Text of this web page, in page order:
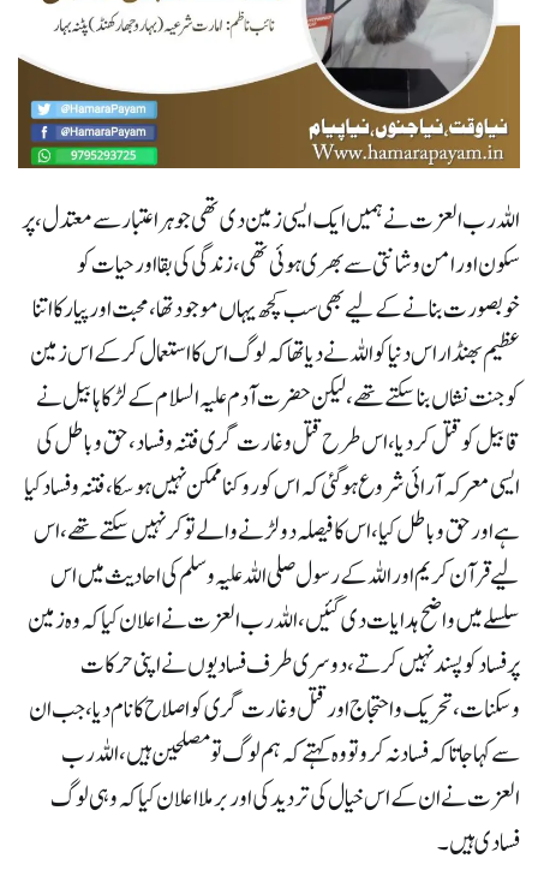
اللہ رب العزت نے ہمیں ایک ایسی زمین دی تھی جو ہر اعتبار سے معتدل، پر
سکون اور امن وشانتی سے بھری ہوئی تھی، زندگی کی بقا اور حیات کو
خوبصورت بنانے کے لیے بھی سب کچھ یہاں موجود تھا، محبت اور پیار کا اتنا
عظیم بھنڈار اس دنیا کو اللہ نے دیا تھا کہ لوگ اس کا استعمال کرکے اس زمین
کو جنت نشاں بنا سکتے تھے، لیکن حضرت آدم علیہ السلام کے لڑکا ہابیل نے
قابیل کو قتل کر دیا، اس طرح قتل وغارت گری فتنہ وفساد، حق وباطل کی
ایسی معرکہ آرائی شروع ہو گئی کہ اس کو روکنا ممکن نہیں ہو سکا، فتنہ وفسادکیا
ہے اور حق وباطل کیا، اس کا فیصلہ دو لڑنے والے تو کر نہیں سکتے تھے، اس
لیے قرآن کریم اور اللہ کے رسول صلی اللہ علیہ وسلم کی احادیث میں اس
سلسلے میں واضح ہدایات دی گئیں، اللہ رب العزت نے اعلان کیا کہ وہ زمین
پر فساد کو پسند نہیں کرتے، دوسری طرف فسادیوں نے اپنی حرکات
وسکنات، تحریک واحتجاج اور قتل وغارت گری کو اصلاح کا نام دیا، جب ان
سے کہا جاتا کہ فساد نہ کرو تو وہ کہتے کہ ہم لوگ تو مصلحین ہیں، اللہ رب
العزت نے ان کے اس خیال کی تردید کی اور بر ملا اعلان کیا کہ وہی لوگ
فسادی ہیں۔